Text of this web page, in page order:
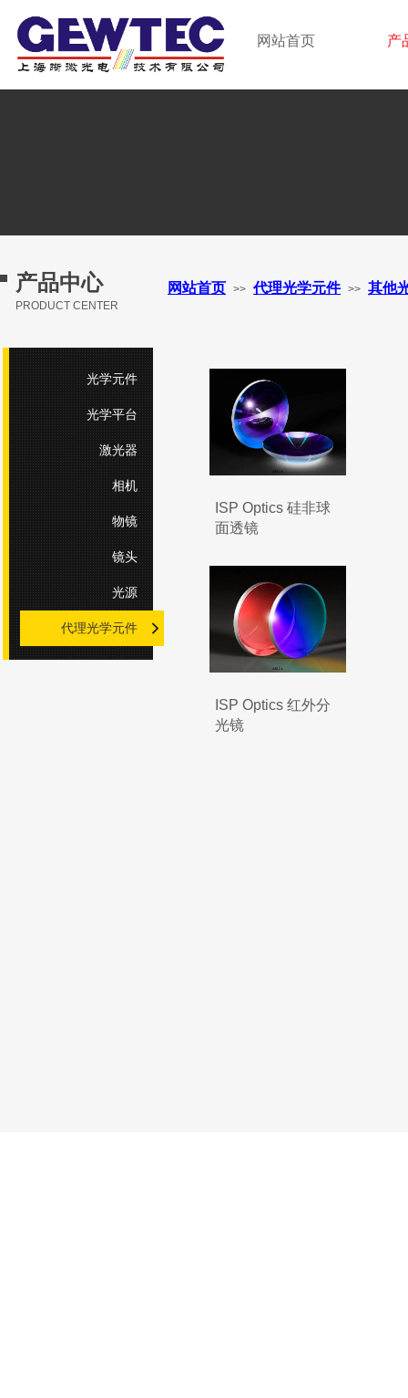
网站首页 产
GEWTEC LTD.
上海晰微光电技术有限公司
产品中心
PRODUCT CENTER
光学元件
光学平台
激光器
相机
物镜
镜头
光源
代理光学元件
ISP Optics 硅非球
面透镜
ISP Optics 红外分
光镜
网站首页 >> 代理光学元件 >> 其他